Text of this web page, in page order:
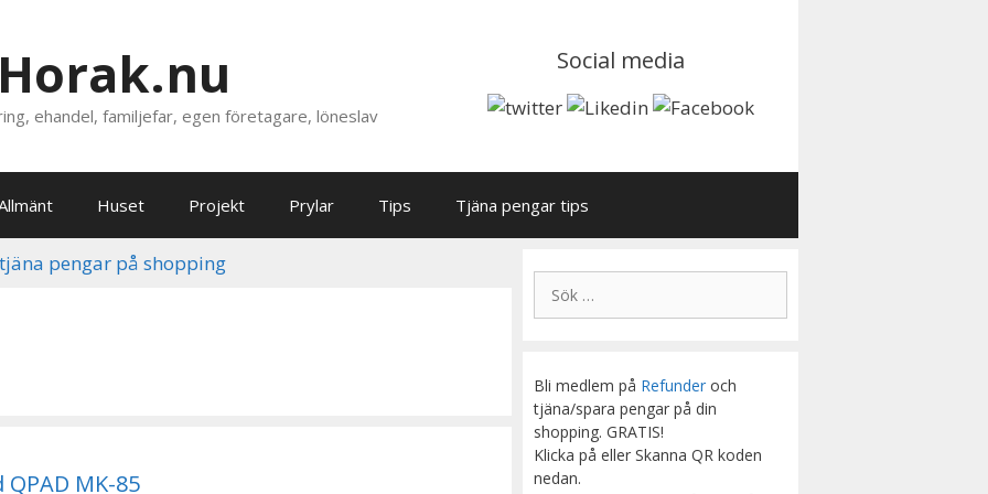
Social media
Horak.nu
ehandel, familjefar, egen företagare, löneslav
Huset Projekt Prylar Tips Tjäna pengar tips
MK-85
efter:
Bli medlem på Refunder och
tjäna/spara pengar på din
shopping. GRATIS!
Klicka på eller Skanna QR koden
nedan.